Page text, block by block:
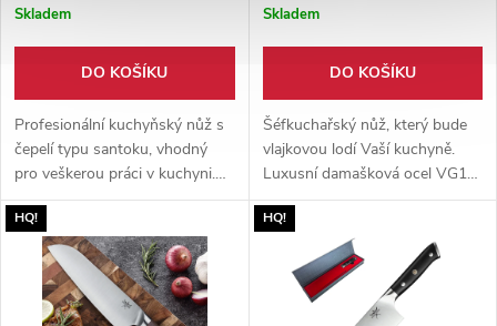
Skladem
DO KOŠÍKU
Profesionální kuchyňský nůž s
čepelí typu santoku, vhodný
pro veškerou práci v kuchyni.
Japonská nerezová ocel VG10,
67 vrstev. Rukojeť G10. Luxusní
dárkové balení.
Skladem
DO KOŠÍKU
Šéfkuchařský nůž, který bude
vlajkovou lodí Vaší kuchyně.
Luxusní damašková ocel VG10
a rukojeť z vysokotlakého
laminátu G10.
HQ! HQ!